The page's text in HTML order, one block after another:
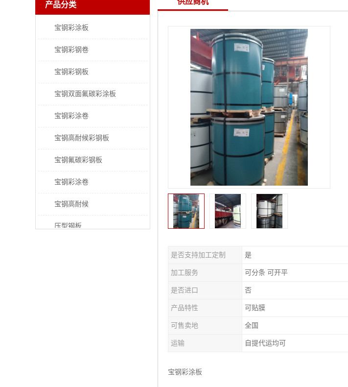
产品分类
宝钢彩涂板
宝钢彩钢卷
宝钢彩钢板
宝钢双面氟碳彩涂板
宝钢彩涂卷
宝钢高耐候彩钢板
宝钢氟碳彩钢板
宝钢彩涂卷
宝钢高耐候
压型钢板
是否支持加工定制 是
加工服务 可分条 可开平
是否进口 否
产品特性 可贴膜
可售卖地 全国
运输 自提代运均可
宝钢彩涂板